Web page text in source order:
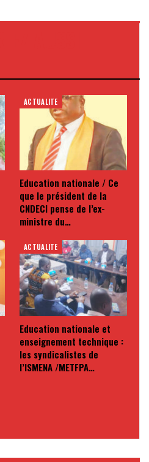
ACTUALITE
Education nationale / Ce
que le président de la
CNDECI pense de l’ex-
ministre du…
ACTUALITE
Education nationale et
enseignement technique :
les syndicalistes de
l’ISMENA /METFPA…